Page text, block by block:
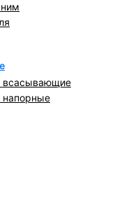
всасывающие
напорные